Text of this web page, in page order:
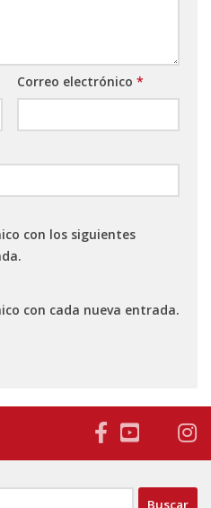
Correo electrónico *
con los siguientes
con cada nueva entrada.